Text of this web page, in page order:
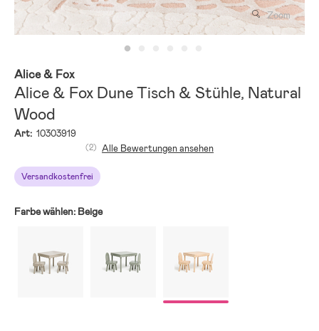
Zoom
Alice & Fox
Alice & Fox Dune Tisch & Stühle, Natural
Wood
Art: 10303919
Versandkostenfrei
(2) Alle Bewertungen ansehen
Farbe wählen: Beige